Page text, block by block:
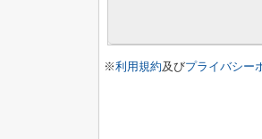
※利用規約及びプライバシー